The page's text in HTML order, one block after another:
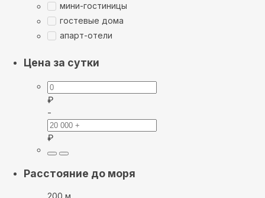
мини-гостиницы
гостевые дома
апарт-отели
Цена за сутки
₽
-
₽
Расстояние до моря
200 м